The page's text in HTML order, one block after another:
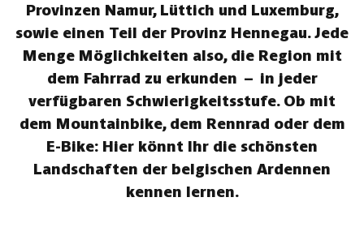
Provinzen Namur, Lüttich und Luxemburg,
sowie einen Teil der Provinz Hennegau. Jede
Menge Möglichkeiten also, die Region mit
dem Fahrrad zu erkunden – in jeder
verfügbaren Schwierigkeitsstufe. Ob mit
dem Mountainbike, dem Rennrad oder dem
E-Bike: Hier könnt Ihr die schönsten
Landschaften der belgischen Ardennen
kennen lernen.